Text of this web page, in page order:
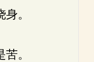
。
。